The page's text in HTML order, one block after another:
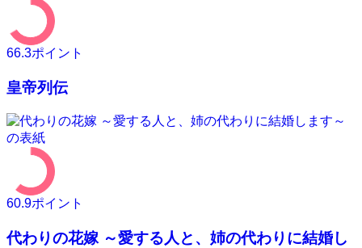
66.3ポイント
皇帝列伝
60.9ポイント
代わりの花嫁 ～愛する人と、姉の代わりに結婚し